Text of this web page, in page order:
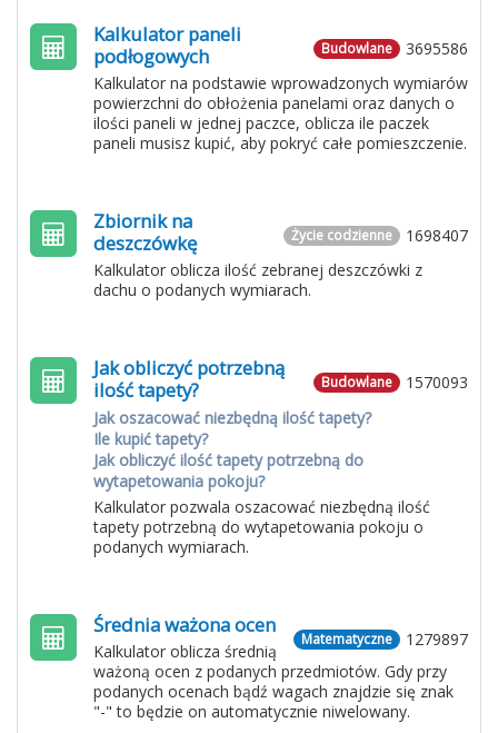
3695586
Budowlane
Kalkulator paneli
podłogowych
Kalkulator na podstawie wprowadzonych wymiarów
powierzchni do obłożenia panelami oraz danych o
ilości paneli w jednej paczce, oblicza ile paczek
paneli musisz kupić, aby pokryć całe pomieszczenie.
1698407
Życie codzienne
Zbiornik na
deszczówkę
Kalkulator oblicza ilość zebranej deszczówki z
dachu o podanych wymiarach.
1570093
Budowlane
Jak obliczyć potrzebną
ilość tapety?
Jak oszacować niezbędną ilość tapety?
Ile kupić tapety?
Jak obliczyć ilość tapety potrzebną do
wytapetowania pokoju?
Kalkulator pozwala oszacować niezbędną ilość
tapety potrzebną do wytapetowania pokoju o
podanych wymiarach.
1279897
Matematyczne
Średnia ważona ocen
Kalkulator oblicza średnią
ważoną ocen z podanych przedmiotów. Gdy przy
podanych ocenach bądź wagach znajdzie się znak
"-" to będzie on automatycznie niwelowany.